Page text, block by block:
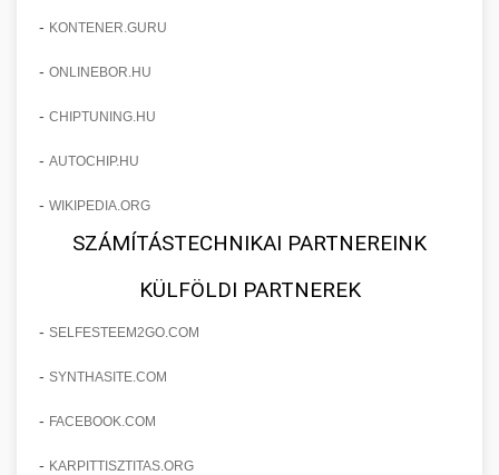
- KONTENER.GURU
- ONLINEBOR.HU
- CHIPTUNING.HU
- AUTOCHIP.HU
- WIKIPEDIA.ORG
SZÁMÍTÁSTECHNIKAI PARTNEREINK
KÜLFÖLDI PARTNEREK
- SELFESTEEM2GO.COM
- SYNTHASITE.COM
- FACEBOOK.COM
- KARPITTISZTITAS.ORG